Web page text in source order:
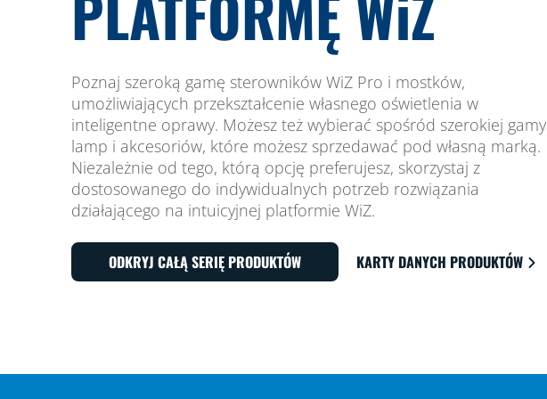
Poznaj szeroką gamę sterowników WiZ Pro i mostków,
umożliwiających przekształcenie własnego oświetlenia w
inteligentne oprawy. Możesz też wybierać spośród szerokiej gamy
lamp i akcesoriów, które możesz sprzedawać pod własną marką.
Niezależnie od tego, którą opcję preferujesz, skorzystaj z
dostosowanego do indywidualnych potrzeb rozwiązania
działającego na intuicyjnej platformie WiZ.
ODKRYJ CAŁĄ SERIĘ PRODUKTÓW KARTY DANYCH PRODUKTÓW